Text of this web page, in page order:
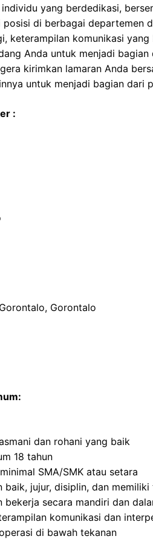
individu yang berdedikasi,
posisi di berbagai departemen
keterampilan komunikasi
Anda untuk menjadi
kirimkan lamaran Anda
untuk menjadi bagian dari
:
Gorontalo
dan rohani yang baik
18 tahun
SMA/SMK atau setara
baik, jujur, disiplin, dan
bekerja secara mandiri dan
komunikasi dan
di bawah tekanan